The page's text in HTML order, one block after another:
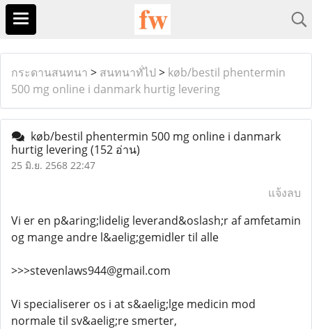
กระดานสนทนา > สนทนาทั่ไป > køb/bestil phentermin
500 mg online i danmark hurtig levering
køb/bestil phentermin 500 mg online i danmark
hurtig levering(152 อ่าน)
25 มิ.ย. 2568 22:47
แจ้งลบ
Vi er en p&aring;lidelig leverand&oslash;r af amfetamin
og mange andre l&aelig;gemidler til alle
>>>stevenlaws944@gmail.com
Vi specialiserer os i at s&aelig;lge medicin mod
normale til sv&aelig;re smerter,